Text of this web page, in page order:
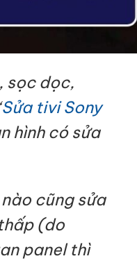
sọc dọc,
Sửa tivi Sony
hình có sửa
cũng sửa
(do
panel thì